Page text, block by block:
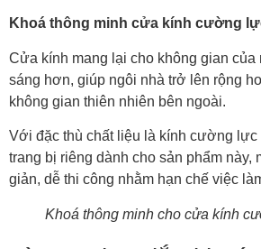
Khoá thông minh cửa kính cường
Cửa kính mang lại cho không gian của
sáng hơn, giúp ngôi nhà trở lên rộng
không gian thiên nhiên bên ngoài.
Với đặc thù chất liệu là kính cường lực
trang bị riêng dành cho sản phẩm này,
giản, dễ thi công nhằm hạn chế việc
Khoá thông minh cho cửa kính